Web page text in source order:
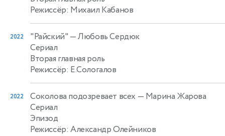
Режиссёр: Михаил Кабанов
2022 "Райский" — Любовь Сердюк
Сериал
Вторая главная роль
Режиссёр: Е.Сологалов
2022 Соколова подозревает всех — Марина Жарова
Сериал
Эпизод
Режиссёр: Александр Олейников